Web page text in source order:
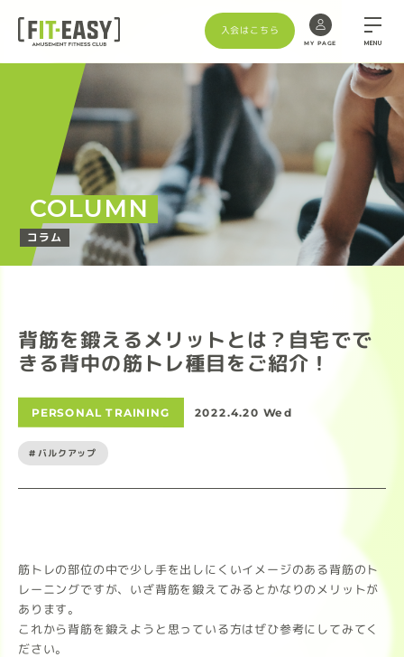
入会はこちら
MY PAGE MENU
COLUMN
コラム
背筋を鍛えるメリットとは？自宅でで
きる背中の筋トレ種目をご紹介！
PERSONAL TRAINING 2022.4.20 Wed
#バルクアップ
筋トレの部位の中で少し手を出しにくいイメージのある背筋のト
レーニングですが、いざ背筋を鍛えてみるとかなりのメリットが
あります。
これから背筋を鍛えようと思っている方はぜひ参考にしてみてく
ださい。